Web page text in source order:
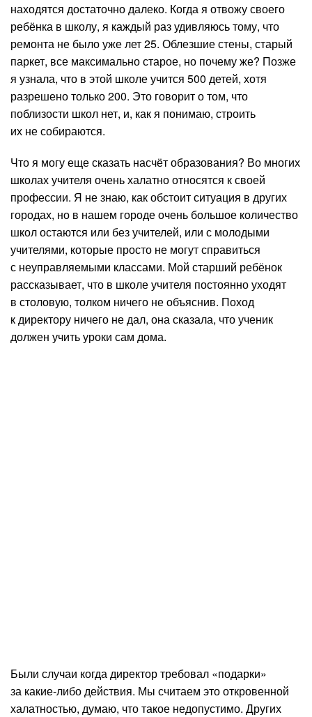
находятся достаточно далеко. Когда я отвожу своего
ребёнка в школу, я каждый раз удивляюсь тому, что
ремонта не было уже лет 25. Облезшие стены, старый
паркет, все максимально старое, но почему же? Позже
я узнала, что в этой школе учится 500 детей, хотя
разрешено только 200. Это говорит о том, что
поблизости школ нет, и, как я понимаю, строить
их не собираются.
Что я могу еще сказать насчёт образования? Во многих
школах учителя очень халатно относятся к своей
профессии. Я не знаю, как обстоит ситуация в других
городах, но в нашем городе очень большое количество
школ остаются или без учителей, или с молодыми
учителями, которые просто не могут справиться
с неуправляемыми классами. Мой старший ребёнок
рассказывает, что в школе учителя постоянно уходят
в столовую, толком ничего не объяснив. Поход
к директору ничего не дал, она сказала, что ученик
должен учить уроки сам дома.
Были случаи когда директор требовал «подарки»
за какие-либо действия. Мы считаем это откровенной
халатностью, думаю, что такое недопустимо. Других